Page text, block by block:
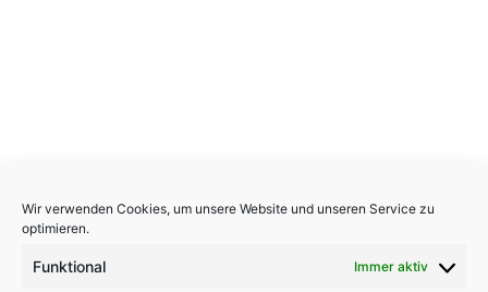
Wir verwenden Cookies, um unsere Website und unseren Service zu
optimieren.
Funktional Immer aktiv